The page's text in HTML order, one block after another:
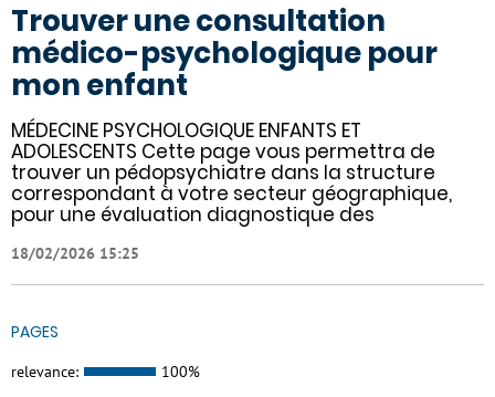
Trouver une consultation
médico-psychologique pour
mon enfant
MÉDECINE PSYCHOLOGIQUE ENFANTS ET
ADOLESCENTS Cette page vous permettra de
trouver un pédopsychiatre dans la structure
correspondant à votre secteur géographique,
pour une évaluation diagnostique des
18/02/2026 15:25
PAGES
relevance: 100%